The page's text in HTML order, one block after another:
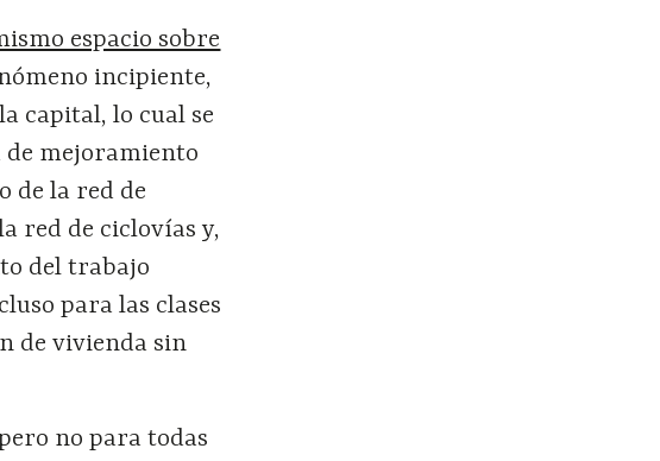
espacio sobre
incipiente,
capital, lo cual se
mejoramiento
de la red de
red de ciclovías y,
del trabajo
para las clases
de vivienda sin
no para todas